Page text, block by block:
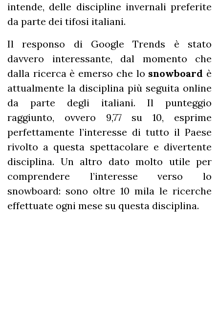
intende, delle discipline invernali preferite
da parte dei tifosi italiani.
Il responso di Google Trends è stato
davvero interessante, dal momento che
dalla ricerca è emerso che lo snowboard è
attualmente la disciplina più seguita online
da parte degli italiani. Il punteggio
raggiunto, ovvero 9,77 su 10, esprime
perfettamente l’interesse di tutto il Paese
rivolto a questa spettacolare e divertente
disciplina. Un altro dato molto utile per
comprendere l’interesse verso lo
snowboard: sono oltre 10 mila le ricerche
effettuate ogni mese su questa disciplina.